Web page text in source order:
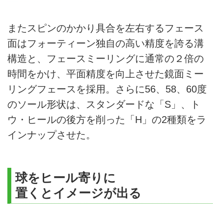
またスピンのかかり具合を左右するフェース
面はフォーティーン独自の高い精度を誇る溝
構造と、フェースミーリングに通常の２倍の
時間をかけ、平面精度を向上させた鏡面ミー
リングフェースを採用。さらに56、58、60度
のソール形状は、スタンダードな「S」、ト
ウ・ヒールの後方を削った「H」の2種類をラ
インナップさせた。
球をヒール寄りに
置くとイメージが出る